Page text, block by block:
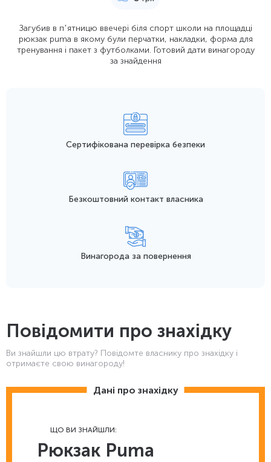
Загубив в пʼятницю ввечері біля спорт школи на площадці
рюкзак puma в якому були перчатки, накладки, форма для
тренування і пакет з футболками. Готовий дати винагороду
за знайдення
Сертифікована перевірка безпеки
Безкоштовний контакт власника
Винагорода за повернення
Повідомити про знахідку
Ви знайшли цю втрату? Повідомте власнику про знахідку і
отримаєте свою винагороду!
Дані про знахідку
ЩО ВИ ЗНАЙШЛИ:
Рюкзак Puma